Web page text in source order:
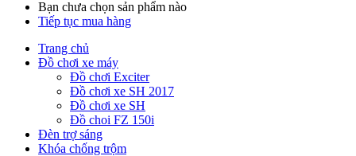
Bạn chưa chọn sản phẩm nào
Tiếp tục mua hàng
Trang chủ
Đồ chơi xe máy
Đồ chơi Exciter
Đồ chơi xe SH 2017
Đồ chơi xe SH
Đồ choi FZ 150i
Đèn trợ sáng
Khóa chống trộm